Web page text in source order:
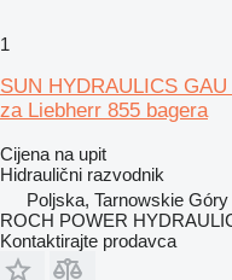
1
SUN HYDRAULICS
za Liebherr 855 bagera
Cijena na upit
Hidraulični razvodnik
Poljska, Tarnowskie Góry
ROCH POWER
Kontaktirajte prodavca